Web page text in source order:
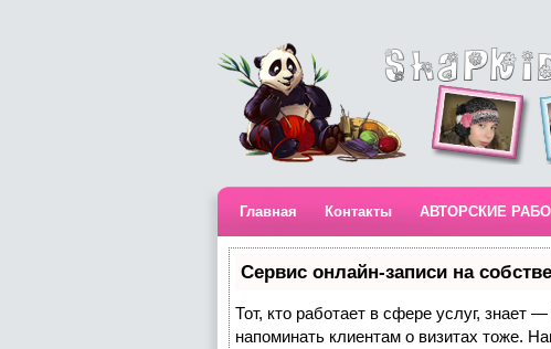
Главная Контакты АВТОРСКИЕ
Сервис онлайн-записи на
Тот, кто работает в сфере услуг, знает
напоминать клиентам о визитах тоже.